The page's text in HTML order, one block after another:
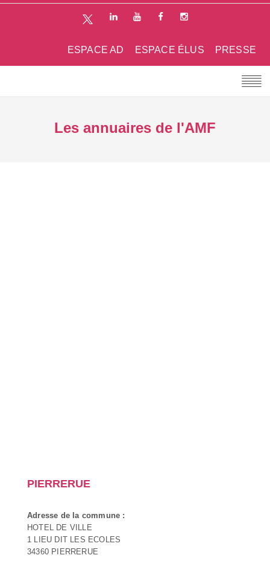
PRESSE
ESPACE ÉLUS
ESPACE AD
Les annuaires de l'AMF
PIERRERUE
Adresse de la commune :
HOTEL DE VILLE
1 LIEU DIT LES ECOLES
34360 PIERRERUE